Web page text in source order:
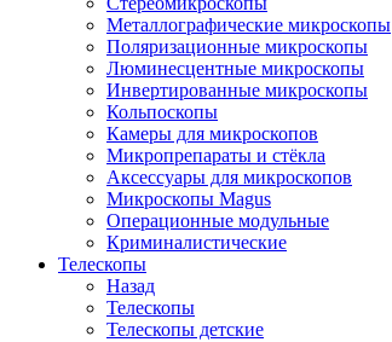
Металлографические микроскопы
Поляризационные микроскопы
Люминесцентные микроскопы
Инвертированные микроскопы
Кольпоскопы
Камеры для микроскопов
Микропрепараты и стёкла
Аксессуары для микроскопов
Микроскопы Magus
Операционные модульные
Криминалистические
Телескопы
Назад
Телескопы
Телескопы детские